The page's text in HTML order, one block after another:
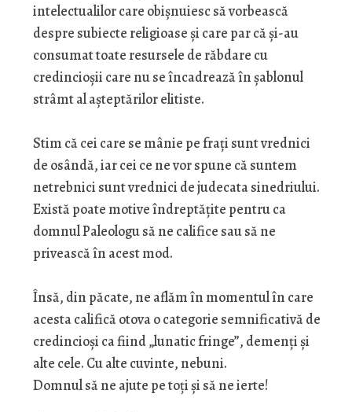
intelectualilor care obişnuiesc să vorbească
despre subiecte religioase şi care par că şi-au
consumat toate resursele de răbdare cu
credincioşii care nu se încadrează în şablonul
strâmt al aşteptărilor elitiste.
Stim că cei care se mânie pe fraţi sunt vrednici
de osândă, iar cei ce ne vor spune că suntem
netrebnici sunt vrednici de judecata sinedriului.
Există poate motive îndreptăţite pentru ca
domnul Paleologu să ne califice sau să ne
privească în acest mod.
Însă, din păcate, ne aflăm în momentul în care
acesta califică otova o categorie semnificativă de
credincioşi ca fiind „lunatic fringe”, demenţi şi
alte cele. Cu alte cuvinte, nebuni.
Domnul să ne ajute pe toţi şi să ne ierte!